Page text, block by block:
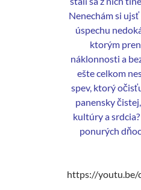
Nenechám si
úspechu
ktorým
náklonnosti a
ešte celkom
spev, ktorý
panensky
kultúry a
ponurých
https://youtu.be/